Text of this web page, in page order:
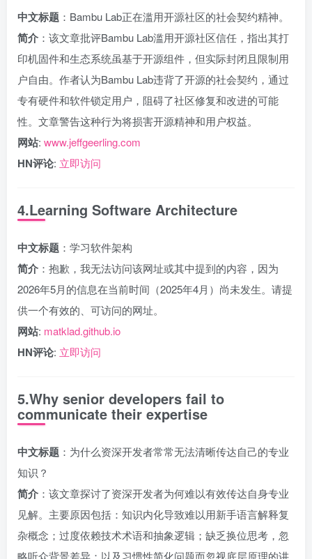
中文标题 ：Bambu Lab正在滥用开源社区的社会契约精神。
简介 ：该文章批评Bambu Lab滥用开源社区信任，指出其打
印机固件和生态系统虽基于开源组件，但实际封闭且限制用
户自由。作者认为Bambu Lab违背了开源的社会契约，通过
专有硬件和软件锁定用户，阻碍了社区修复和改进的可能
性。文章警告这种行为将损害开源精神和用户权益。
网站: www.jeffgeerling.com
HN评论: 立即访问
4.Learning Software Architecture
中文标题 ：学习软件架构
简介 ：抱歉，我无法访问该网址或其中提到的内容，因为
2026年5月的信息在当前时间（2025年4月）尚未发生。请提
供一个有效的、可访问的网址。
网站: matklad.github.io
HN评论: 立即访问
5.Why senior developers fail to
communicate their expertise
中文标题 ：为什么资深开发者常常无法清晰传达自己的专业
知识？
简介 ：该文章探讨了资深开发者为何难以有效传达自身专业
见解。主要原因包括：知识内化导致难以用新手语言解释复
杂概念；过度依赖技术术语和抽象逻辑；缺乏换位思考，忽
略听众背景差异；以及习惯性简化问题而忽视底层原理的讲